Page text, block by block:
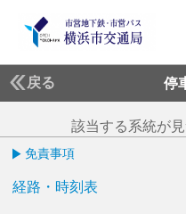
戻る 停
該当する系統が
免責事項
経路・時刻表